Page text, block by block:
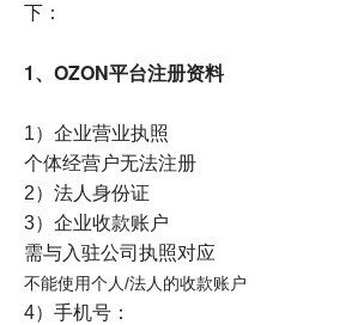
下：
1、OZON平台注册资料
1）企业营业执照
个体经营户无法注册
2）法人身份证
3）企业收款账户
需与入驻公司执照对应
不能使用个人/法人的收款账户
4）手机号：